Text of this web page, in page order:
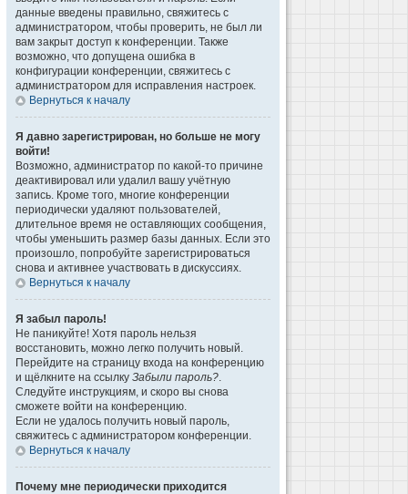
данные введены правильно, свяжитесь с
администратором, чтобы проверить, не был ли
вам закрыт доступ к конференции. Также
возможно, что допущена ошибка в
конфигурации конференции, свяжитесь с
администратором для исправления настроек.
Вернуться к началу
Я давно зарегистрирован, но больше не могу
войти!
Возможно, администратор по какой-то причине
деактивировал или удалил вашу учётную
запись. Кроме того, многие конференции
периодически удаляют пользователей,
длительное время не оставляющих сообщения,
чтобы уменьшить размер базы данных. Если это
произошло, попробуйте зарегистрироваться
снова и активнее участвовать в дискуссиях.
Вернуться к началу
Я забыл пароль!
Не паникуйте! Хотя пароль нельзя
восстановить, можно легко получить новый.
Перейдите на страницу входа на конференцию
и щёлкните на ссылку Забыли пароль?.
Следуйте инструкциям, и скоро вы снова
сможете войти на конференцию.
Если не удалось получить новый пароль,
свяжитесь с администратором конференции.
Вернуться к началу
Почему мне периодически приходится